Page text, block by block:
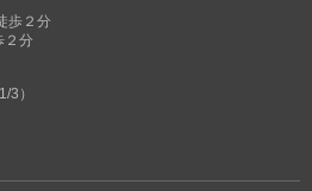
歩２分
２分
3）